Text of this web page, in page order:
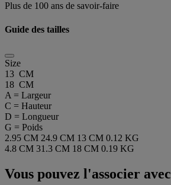
Plus de 100 ans de savoir-faire
Guide des tailles
Size
13 CM
18 CM
A = Largeur
C = Hauteur
D = Longueur
G = Poids
2.95 CM 24.9 CM 13 CM 0.12 KG
4.8 CM 31.3 CM 18 CM 0.19 KG
Vous pouvez l'associer avec